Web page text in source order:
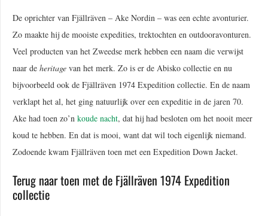
De oprichter van Fjällräven – Ake Nordin – was een echte avonturier.
Zo maakte hij de mooiste expedities, trektochten en outdooravonturen.
Veel producten van het Zweedse merk hebben een naam die verwijst
naar de heritage van het merk. Zo is er de Abisko collectie en nu
bijvoorbeeld ook de Fjällräven 1974 Expedition collectie. En de naam
verklapt het al, het ging natuurlijk over een expeditie in de jaren 70.
Ake had toen zo’n koude nacht, dat hij had besloten om het nooit meer
koud te hebben. En dat is mooi, want dat wil toch eigenlijk niemand.
Zodoende kwam Fjällräven toen met een Expedition Down Jacket.
Terug naar toen met de Fjällräven 1974 Expedition
collectie